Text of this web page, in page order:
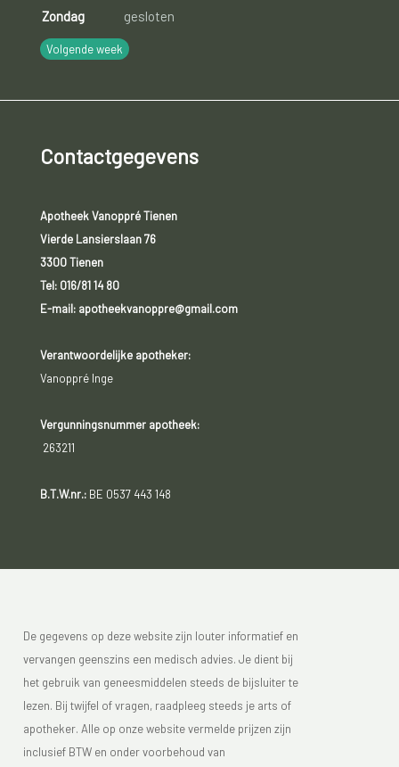
Zondag
gesloten
Volgende week
Contactgegevens
Apotheek Vanoppré Tienen
Vierde Lansierslaan 76
3300 Tienen
Tel: 016/81 14 80
E-mail: apotheekvanoppre@gmail.com
Verantwoordelijke apotheker:
Vanoppré Inge
Vergunningsnummer apotheek:
263211
B.T.W.nr.:BE 0537 443 148
De gegevens op deze website zijn louter informatief en
vervangen geenszins een medisch advies. Je dient bij
het gebruik van geneesmiddelen steeds de bijsluiter te
lezen. Bij twijfel of vragen, raadpleeg steeds je arts of
apotheker. Alle op onze website vermelde prijzen zijn
inclusief BTW en onder voorbehoud van